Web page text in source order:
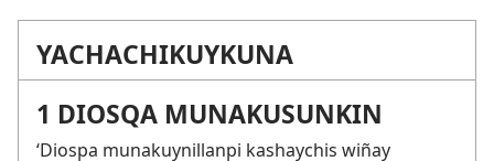
YACHACHIKUYKUNA
1 DIOSQA MUNAKUSUNKIN
‘Diospa munakuynillanpi kashaychis wiñay